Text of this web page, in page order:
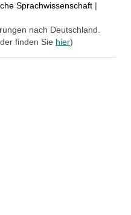
Sprachwissenschaft |
nach Deutschland.
finden Sie hier)